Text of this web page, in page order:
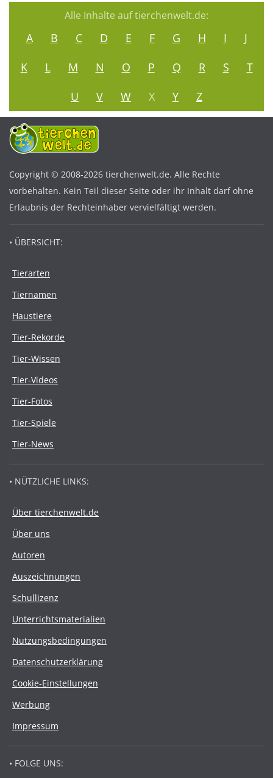
Alle Inhalte auf tierchenwelt.de:
A B C D E F G H I
J
K
L M N O P Q R S
T
U
V W X Y Z
Copyright © 2008-2026 tierchenwelt.de. Alle Rechte
vorbehalten. Kein Teil dieser Seite oder ihr Inhalt darf ohne
Erlaubnis der Rechteinhaber vervielfältigt werden.
• ÜBERSICHT:
Tierarten
Tiernamen
Haustiere
Tier-Rekorde
Tier-Wissen
Tier-Videos
Tier-Fotos
Tier-Spiele
Tier-News
• NÜTZLICHE LINKS:
Über tierchenwelt.de
Über uns
Autoren
Auszeichnungen
Schullizenz
Unterrichtsmaterialien
Nutzungsbedingungen
Datenschutzerklärung
Cookie-Einstellungen
Werbung
Impressum
• FOLGE UNS: